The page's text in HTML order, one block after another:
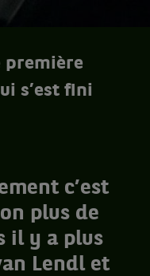
première
s’est fini
c’est
plus de
il y a plus
Lendl et